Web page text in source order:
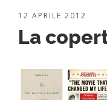
12 APRILE 2012
La